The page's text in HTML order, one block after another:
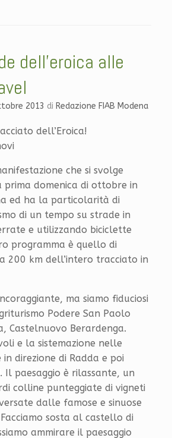
dell’eroica alle
2013 di Redazione FIAB Modena
dell’Eroica!
che si svolge
domenica di ottobre in
ed ha la particolarità di
di un tempo su strade in
e utilizzando biciclette
programma è quello di
200 km dell’intero tracciato in
ma siamo fiduciosi
Podere San Paolo
Castelnuovo Berardenga.
e la sistemazione nelle
direzione di Radda e poi
Il paesaggio è rilassante, un
colline punteggiate di vigneti
dalle famose e sinuose
sosta al castello di
ammirare il paesaggio